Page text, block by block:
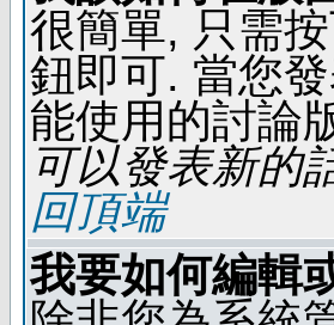
很簡單, 只需
鈕即可. 當您
能使用的討論
可以發表新的
回頂端
我要如何編輯